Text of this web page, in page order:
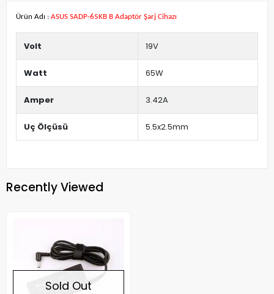
Ürün Adı : ASUS SADP-65KB B Adaptör Şarj Cihazı
Volt 19V
Watt 65W
Amper 3.42A
Uç Ölçüsü 5.5x2.5mm
Recently Viewed
Sold Out